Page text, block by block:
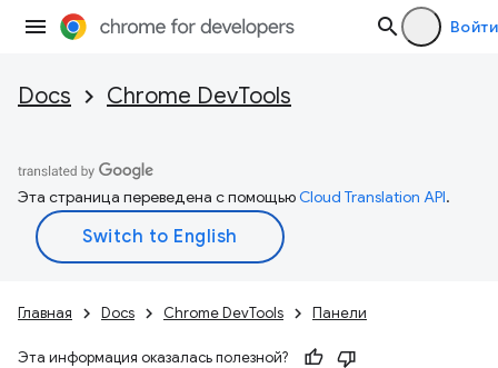
Войти
Docs Chrome DevTools
Эта страница переведена с помощьюCloud Translation API.
Главная Docs Chrome DevTools Панели
Эта информация оказалась полезной?